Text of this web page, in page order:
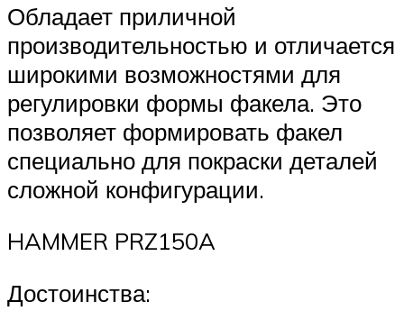
Обладает приличной
производительностью и отличается
широкими возможностями для
регулировки формы факела. Это
позволяет формировать факел
специально для покраски деталей
сложной конфигурации.
HAMMER PRZ150A
Достоинства: